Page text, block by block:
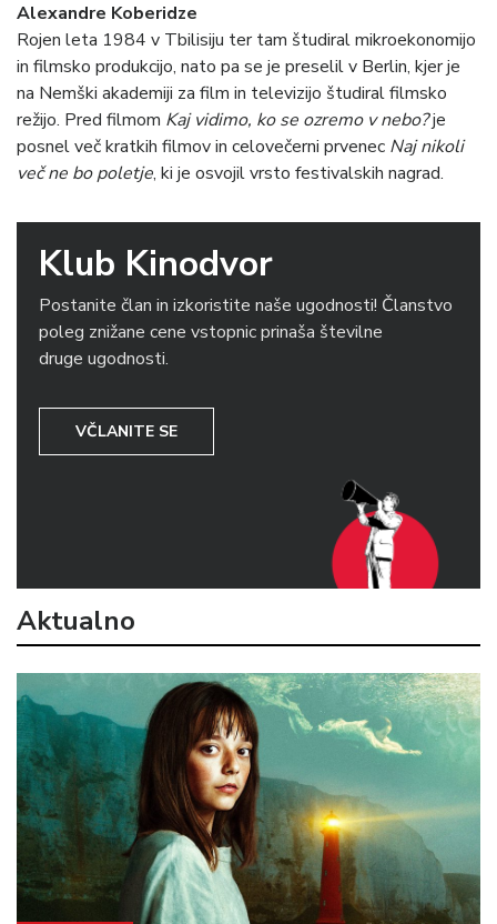
Alexandre Koberidze
Rojen leta 1984 v Tbilisiju ter tam študiral mikroekonomijo
in filmsko produkcijo, nato pa se je preselil v Berlin, kjer je
na Nemški akademiji za film in televizijo študiral filmsko
režijo. Pred filmom Kaj vidimo, ko se ozremo v nebo?je
posnel več kratkih filmov in celovečerni prvenec Naj nikoli
več ne bo poletje, ki je osvojil vrsto festivalskih nagrad.
Klub Kinodvor
Postanite član in izkoristite naše ugodnosti! Članstvo
poleg znižane cene vstopnic prinaša številne
druge ugodnosti.
VČLANITE SE
Aktualno